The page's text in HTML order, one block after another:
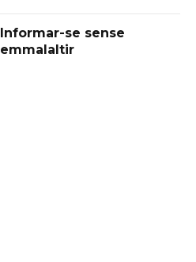
Informar-se sense
emmalaltir